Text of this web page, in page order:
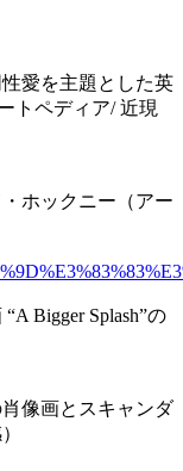
愛を主題とした英
トペディア/ 近現
ホックニー（アー
Bigger Splash”の
像画とスキャンダ